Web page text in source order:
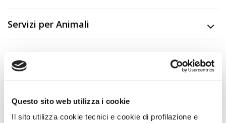
Questo sito web utilizza i cookie
Il sito utilizza cookie tecnici e cookie di profilazione e
Servizi per Animali
Servizi Struttura
Nei Dintorni